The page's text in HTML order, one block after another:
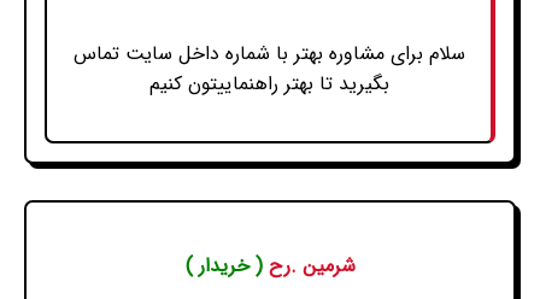
سلام برای مشاوره بهتر با شماره داخل سایت تماس
بگیرید تا بهتر راهنماییتون کنیم
شرمین .رح( خریدار )